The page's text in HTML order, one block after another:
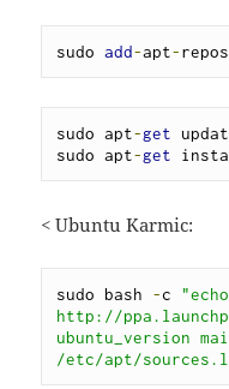
sudo add-apt-
sudo apt-get
sudo apt-get
< Ubuntu Karmic:
sudo bash -c
http://
ubuntu_version
/etc/apt/